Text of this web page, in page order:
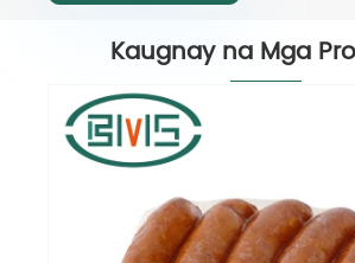
Kaugnay na Mga